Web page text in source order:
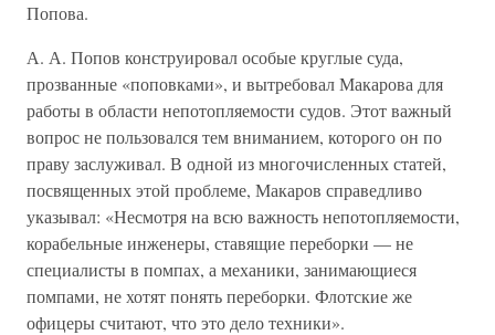
Попова.
А. А. Попов конструировал особые круглые суда,
прозванные «поповками», и вытребовал Макарова для
работы в области непотопляемости судов. Этот важный
вопрос не пользовался тем вниманием, которого он по
праву заслуживал. В одной из многочисленных статей,
посвященных этой проблеме, Макаров справедливо
указывал: «Несмотря на всю важность непотопляемости,
корабельные инженеры, ставящие переборки — не
специалисты в помпах, а механики, занимающиеся
помпами, не хотят понять переборки. Флотские же
офицеры считают, что это дело техники».